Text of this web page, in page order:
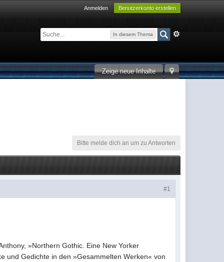
Anmelden Benutzerkonto erstellen
In diesem Thema
Zeige neue Inhalte
Bitte melde dich an um zu Antworten
#1
»Northern Gothic. Eine New Yorker
und Gedichte in den »Gesammelten Werken« von